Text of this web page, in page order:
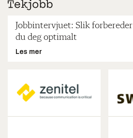
Jobbintervjuet: Slik forbereder
du deg optimalt
Les mer